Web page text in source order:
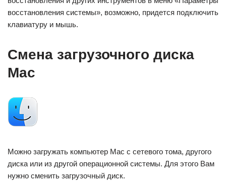
восстановления системы», возможно, придется подключить
клавиатуру и мышь.
Смена загрузочного диска
Mac
Можно загружать компьютер Mac с сетевого тома, другого
диска или из другой операционной системы. Для этого Вам
нужно сменить загрузочный диск.